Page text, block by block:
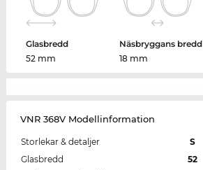
Glasbredd
52 mm
Näsbryggans bredd
18 mm
VNR 368V Modellinformation
Storlekar & detaljer
S
Glasbredd
52